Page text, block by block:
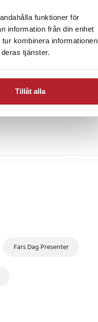
funktioner för
information från din enhet
kombinera informationen
tjänster.
Tillåt alla
(flygplansstorlek)
Fars Dag Presenter